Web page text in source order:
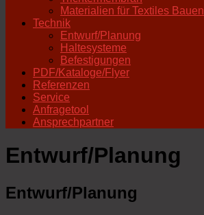
Materialien für Textiles Bauen
Technik
Entwurf/Planung
Haltesysteme
Befestigungen
PDF/Kataloge/Flyer
Referenzen
Service
Anfragetool
Ansprechpartner
Entwurf/Planung
Entwurf/Planung